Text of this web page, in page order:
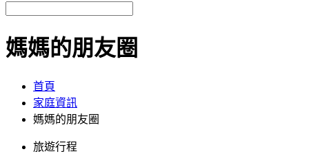
媽媽的朋友圈
首頁
家庭資訊
媽媽的朋友圈
旅遊行程